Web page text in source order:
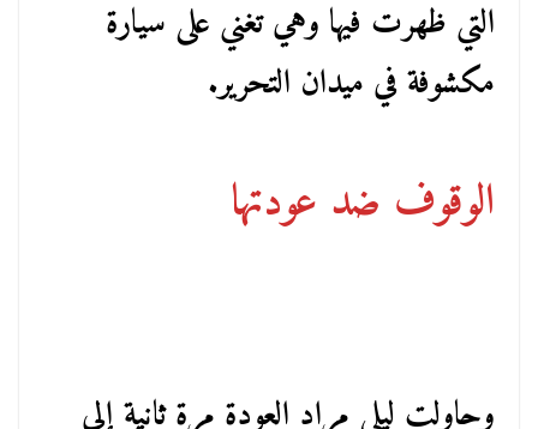
التي ظهرت فيها وهي تغني على سيارة
مكشوفة في ميدان التحرير.
الوقوف ضد عودتها
وحاولت ليلى مراد العودة مرة ثانية إلى